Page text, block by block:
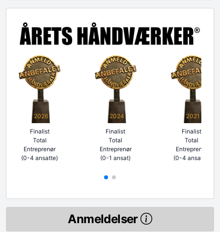
2026
Finalist
Total
Entreprenør
(0-4 ansatte)
2024
Finalist
Total
Entreprenør
(0-1 ansat)
2021
Finalist
Total
Entreprenør
(0-4 ansatte)
Anmeldelser